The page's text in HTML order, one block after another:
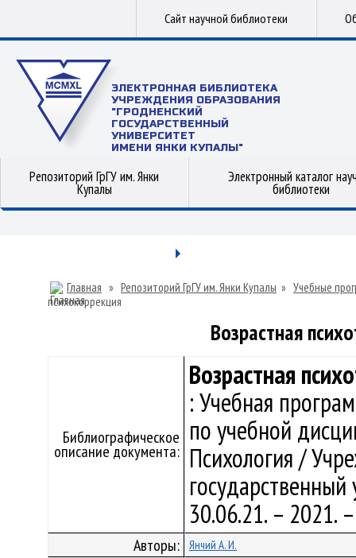
Сайт научной библиотеки
ЭЛЕКТРОННАЯ БИБЛИОТЕКА
УЧРЕЖДЕНИЯ ОБРАЗОВАНИЯ
"ГРОДНЕНСКИЙ
ГОСУДАРСТВЕННЫЙ
УНИВЕРСИТЕТ
ИМЕНИ ЯНКИ КУПАЛЫ"
Репозиторий ГрГУ им. Янки
Купалы
Электронный каталог
библиотеки
Главная » Репозиторий ГрГУ им. Янки Купалы » Учебные
психокоррекция
Возрастная
Библиографическое
описание документа:
Возрастная
: Учебная
по учебной
Психология /
30.06.21. –
Авторы: Янчий А. И.